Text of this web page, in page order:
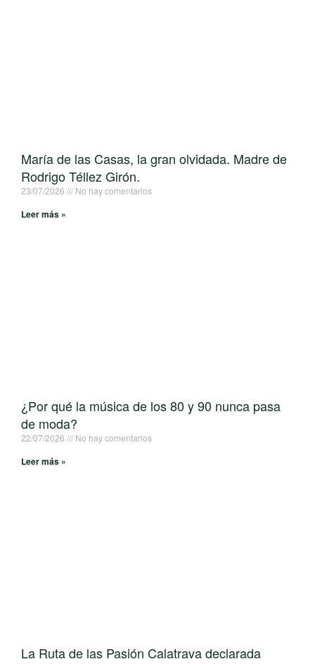
María de las Casas, la gran olvidada. Madre de
Rodrigo Téllez Girón.
23/07/2026 No hay comentarios
Leer más »
¿Por qué la música de los 80 y 90 nunca pasa
de moda?
22/07/2026 No hay comentarios
Leer más »
La Ruta de las Pasión Calatrava declarada